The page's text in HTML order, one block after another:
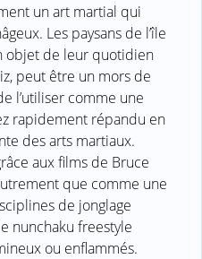
un art martial qui
Les paysans de l’île
objet de leur quotidien
peut être un mors de
l’utiliser comme une
rapidement répandu en
des arts martiaux.
aux films de Bruce
que comme une
de jonglage
nunchaku freestyle
ou enflammés.